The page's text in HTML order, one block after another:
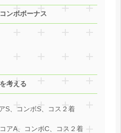
ンボボーナス
考える
S、コンボS、コス２着
アA、コンボC、コス２着